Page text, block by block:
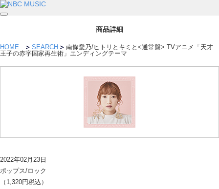
商品詳細
HOME SEARCH
南條愛乃/ヒトリとキミと<通常盤> TVアニメ「天才
王子の赤字国家再生術」エンディングテーマ
2022年02月23日
ポップス/ロック
（1,320円税込）